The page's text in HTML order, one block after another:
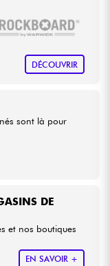
PARIS
DÉCOUVRIR
DE
et nos boutiques
EN SAVOIR +
sont là pour